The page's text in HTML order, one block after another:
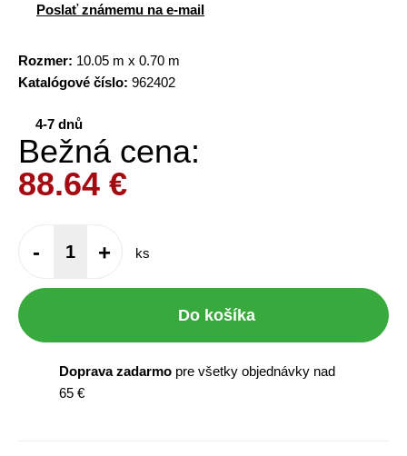
Poslať známemu na e-mail
Rozmer: 10.05 m x 0.70 m
Katalógové číslo: 962402
4-7 dnů
Bežná cena:
88.64 €
- + ks
Do košíka
Doprava zadarmo pre všetky objednávky nad
65 €